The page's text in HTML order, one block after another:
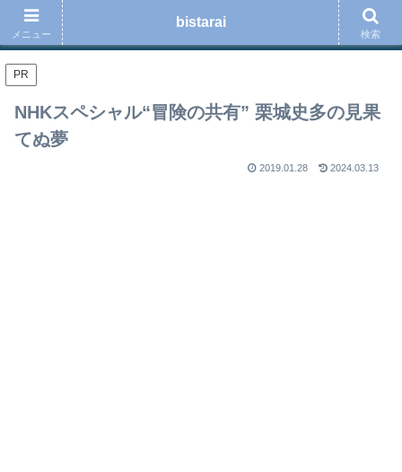
ロードバイク、スポーツ、音楽、読書、ブログ運用の事などを綴る趣味のブロ
PR
NHKスペシャル“冒険の共有” 栗城史多の見果
てぬ夢
2019.01.28 2024.03.13
メニュー
bistarai
検索